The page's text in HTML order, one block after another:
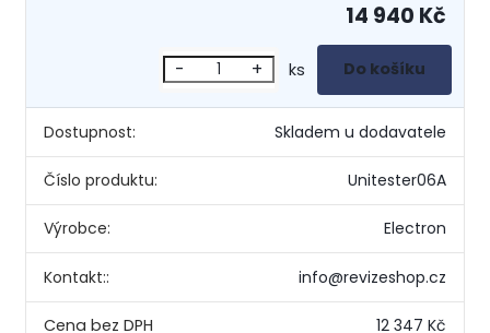
Dostupnost: Skladem u dodavatele
Číslo produktu: Unitester06A
Výrobce: Electron
Kontakt:: info@revizeshop.cz
12 347 Kč
14 940 Kč
- + ks